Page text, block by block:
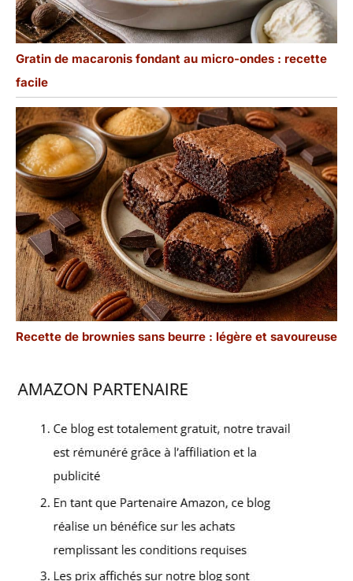
Gratin de macaronis fondant au micro-ondes : recette
facile
Recette de brownies sans beurre : légère et savoureuse